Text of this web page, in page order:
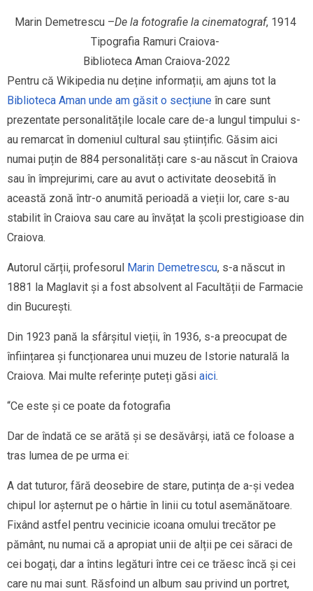
Marin Demetrescu –De la fotografie la cinematograf, 1914
Tipografia Ramuri Craiova-
Biblioteca Aman Craiova-2022
Pentru că Wikipedia nu deține informații, am ajuns tot la
Biblioteca Aman unde am găsit o secțiune în care sunt
prezentate personalitățile locale care de-a lungul timpului s-
au remarcat în domeniul cultural sau științific. Găsim aici
numai puțin de 884 personalități care s-au născut în Craiova
sau în împrejurimi, care au avut o activitate deosebită în
această zonă într-o anumită perioadă a vieții lor, care s-au
stabilit în Craiova sau care au învățat la școli prestigioase din
Craiova.
Autorul cărții, profesorul Marin Demetrescu, s-a născut in
1881 la Maglavit și a fost absolvent al Facultății de Farmacie
din București.
Din 1923 pană la sfârșitul vieții, în 1936, s-a preocupat de
înființarea și funcționarea unui muzeu de Istorie naturală la
Craiova. Mai multe referințe puteți găsi aici.
“Ce este și ce poate da fotografia
Dar de îndată ce se arătă și se desăvârși, iată ce foloase a
tras lumea de pe urma ei:
A dat tuturor, fără deosebire de stare, putința de a-și vedea
chipul lor așternut pe o hârtie în linii cu totul asemănătoare.
Fixând astfel pentru vecinicie icoana omului trecător pe
pământ, nu numai că a apropiat unii de alții pe cei săraci de
cei bogați, dar a întins legături între cei ce trăesc încă și cei
care nu mai sunt. Răsfoind un album sau privind un portret,